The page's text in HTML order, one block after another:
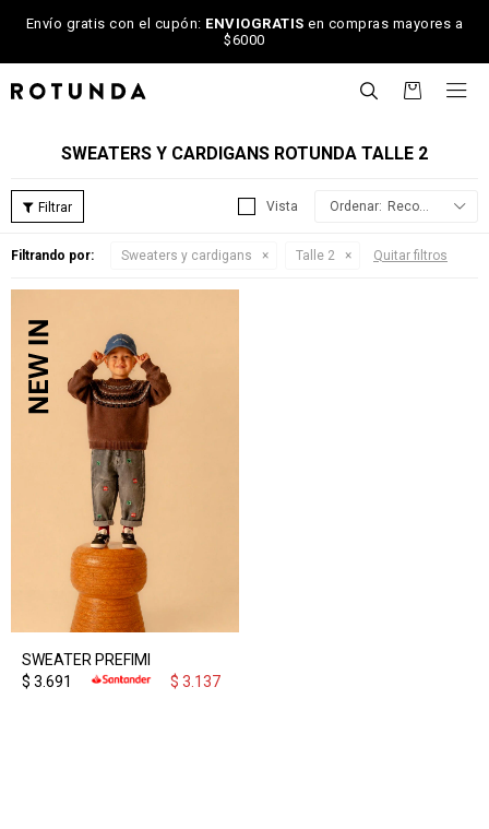
Envío gratis con el cupón: ENVIOGRATIS en compras mayores a
$6000

SWEATERS Y CARDIGANS ROTUNDA TALLE 2
Recomendados
Filtrando por: Sweaters y cardigans Talle 2 Quitar filtros
SWEATER PREFIMI
$ 3.691 $ 3.137